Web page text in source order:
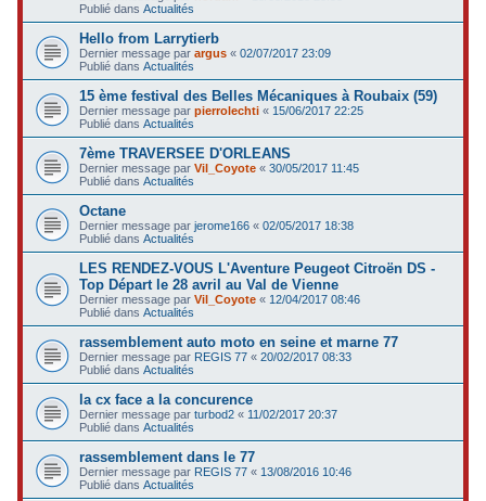
Publié dansActualités
Hello from Larrytierb
Dernier message parargus «02/07/2017 23:09
Publié dansActualités
15 ème festival des Belles Mécaniques à Roubaix (59)
Dernier message parpierrolechti « 15/06/2017 22:25
Publié dansActualités
7ème TRAVERSEE D'ORLEANS
Dernier message parVil_Coyote «30/05/2017 11:45
Publié dansActualités
Octane
Dernier message parjerome166 «02/05/2017 18:38
Publié dansActualités
LES RENDEZ-VOUS L'Aventure Peugeot Citroën DS -
Top Départ le 28 avril au Val de Vienne
Dernier message parVil_Coyote « 12/04/2017 08:46
Publié dansActualités
rassemblement auto moto en seine et marne 77
Dernier message par REGIS 77 «20/02/2017 08:33
Publié dansActualités
la cx face a la concurence
Dernier message parturbod2 « 11/02/2017 20:37
Publié dansActualités
rassemblement dans le 77
Dernier message par REGIS 77 « 13/08/2016 10:46
Publié dansActualités